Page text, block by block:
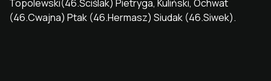
Topolewski(46.Ściślak) Pietryga, Kuliński, Ochwat
(46.Cwajna) Ptak (46.Hermasz) Siudak (46.Siwek).